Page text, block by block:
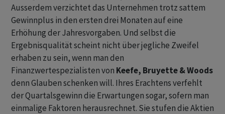
Ausserdem verzichtet das Unternehmen trotz sattem
Gewinnplus in den ersten drei Monaten auf eine
Erhöhung der Jahresvorgaben. Und selbst die
Ergebnisqualität scheint nicht über jegliche Zweifel
erhaben zu sein, wenn man den
Finanzwertespezialisten von Keefe, Bruyette & Woods
denn Glauben schenken will. Ihres Erachtens verfehlt
der Quartalsgewinn die Erwartungen sogar, sofern man
einmalige Faktoren herausrechnet. Sie stufen die Aktien